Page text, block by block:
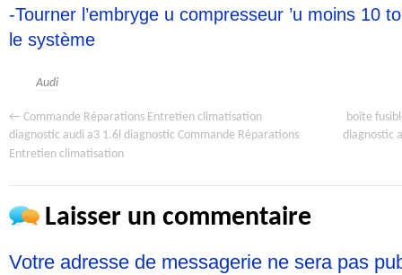
-Tourner l’embryge u compresseur ’u moins 10
le système
Audi
← Commande Réparations Entretien climatisation
diagnostic audi a3 1.6l diagnostic Commande Réparations
Entretien climatisation
boîte
diagnostic
Laisser un commentaire
Votre adresse de messagerie ne sera pas